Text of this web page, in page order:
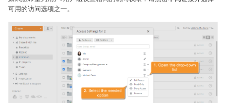
可用的访问选项之一。